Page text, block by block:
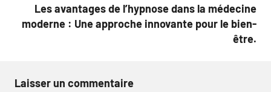
Les avantages de l’hypnose dans la médecine
moderne : Une approche innovante pour le bien-
être.
Laisser un commentaire